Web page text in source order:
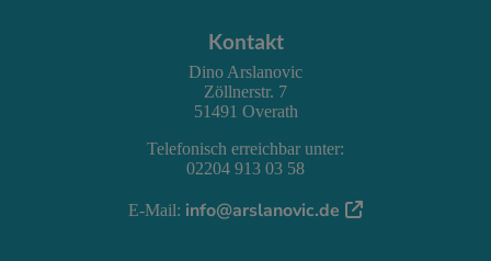
FOOTER - KONTAKTDATEN UND
Kontakt
Dino Arslanovic
Zöllnerstr. 7
51491 Overath
Telefonisch erreichbar unter:
02204 913 03 58
E-Mail: info@arslanovic.de